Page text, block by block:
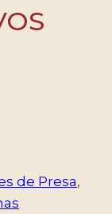
de Presa,